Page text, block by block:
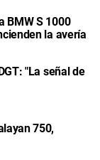
BMW S 1000
la avería
"La señal de
750,